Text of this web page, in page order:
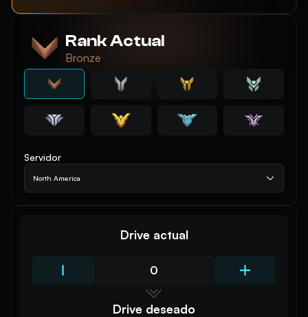
Rank Actual
Bronze
Servidor
North America
Drive actual
Drive deseado